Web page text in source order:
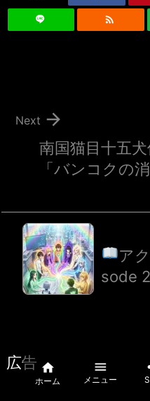

南国猫目十五
「バンコクの

Next
ア
sode
広告 
ホーム

メニュー